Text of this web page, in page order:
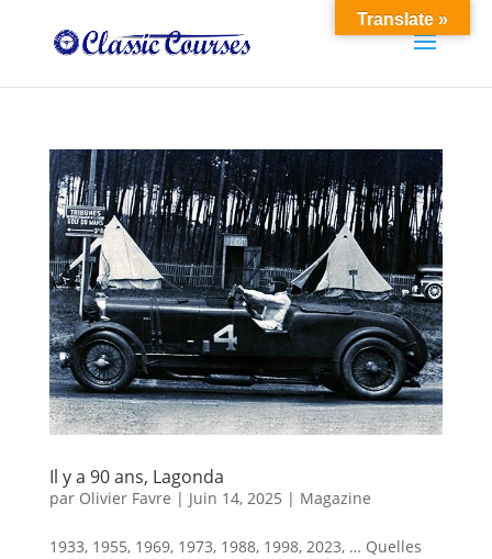
Il y a 90 ans, Lagonda
par Olivier Favre | Juin 14, 2025 | Magazine
1933, 1955, 1969, 1973, 1988, 1998, 2023, … Quelles
Translate »